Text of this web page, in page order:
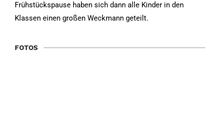
Frühstückspause haben sich dann alle Kinder in den
Klassen einen großen Weckmann geteilt.
FOTOS